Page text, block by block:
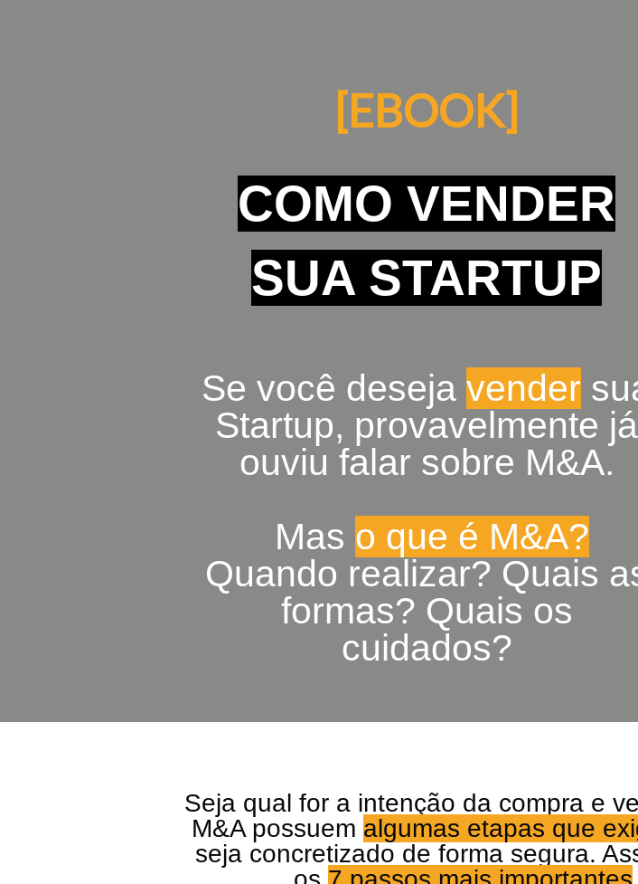
[EBOOK]
COMO VENDER
SUA STARTUP
Se você deseja vender
Startup, provavelmente já
ouviu falar sobre M&A.
Mas o que é M&A?
Quando realizar? Quais
formas? Quais os
cuidados?
Seja qual for a intenção da compra e
M&A possuem algumas etapas que
seja concretizado de forma segura.